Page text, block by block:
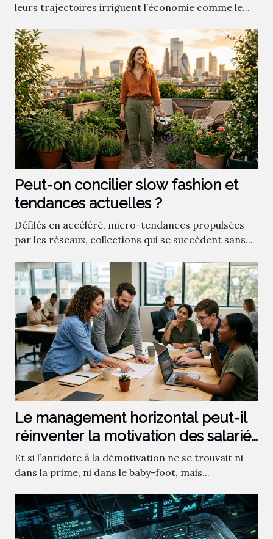
leurs trajectoires irriguent l’économie comme le...
Peut-on concilier slow fashion et
tendances actuelles ?
Défilés en accéléré, micro-tendances propulsées
par les réseaux, collections qui se succèdent sans...
Le management horizontal peut-il
réinventer la motivation des salariés
?
Et si l’antidote à la démotivation ne se trouvait ni
dans la prime, ni dans le baby-foot, mais...